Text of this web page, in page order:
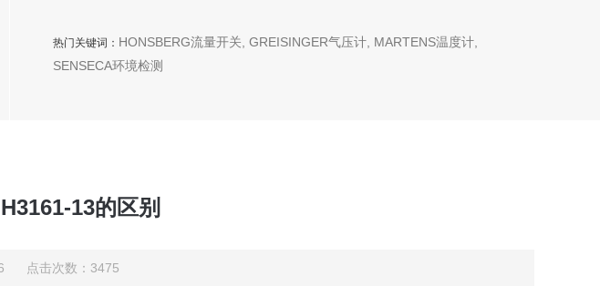
热门关键词： HONSBERG流量开关, GREISINGER气压计, MARTENS温度计,
SENSECA环境检测
13的区别
点击次数：3475